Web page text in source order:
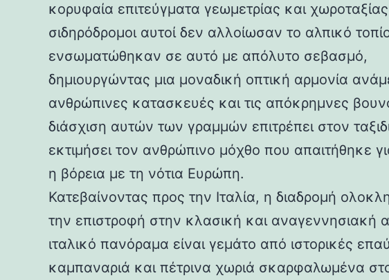
κορυφαία επιτεύγματα γεωμετρίας και
σιδηρόδρομοι αυτοί δεν αλλοίωσαν το αλπικό
ενσωματώθηκαν σε αυτό με απόλυτο σεβασμό,
δημιουργώντας μια μοναδική οπτική αρμονία
ανθρώπινες κατασκευές και τις απόκρημνες
διάσχιση αυτών των γραμμών επιτρέπει στον
εκτιμήσει τον ανθρώπινο μόχθο που απαιτήθηκε
η βόρεια με τη νότια Ευρώπη.
Κατεβαίνοντας προς την Ιταλία, η διαδρομή
την επιστροφή στην κλασική και αναγεννησιακή
ιταλικό πανόραμα είναι γεμάτο από ιστορικές
καμπαναριά και πέτρινα χωριά σκαρφαλωμένα